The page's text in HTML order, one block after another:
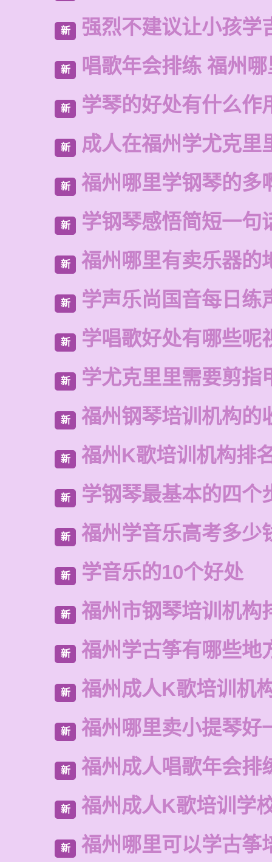
新 强烈不建议让小孩学
新 唱歌年会排练 福州
新 学琴的好处有什么作
新 成人在福州学尤克里
新 福州哪里学钢琴的多
新 学钢琴感悟简短一句
新 福州哪里有卖乐器的
新 学声乐尚国音每日练
新 学唱歌好处有哪些呢
新 学尤克里里需要剪指
新 福州钢琴培训机构的
新 福州K歌培训机构排
新 学钢琴最基本的四个
新 福州学音乐高考多少
新 学音乐的10个好处
新 福州市钢琴培训机构
新 福州学古筝有哪些地
新 福州成人K歌培训机
新 福州哪里卖小提琴好
新 福州成人唱歌年会排
新 福州成人K歌培训学
新 福州哪里可以学古筝